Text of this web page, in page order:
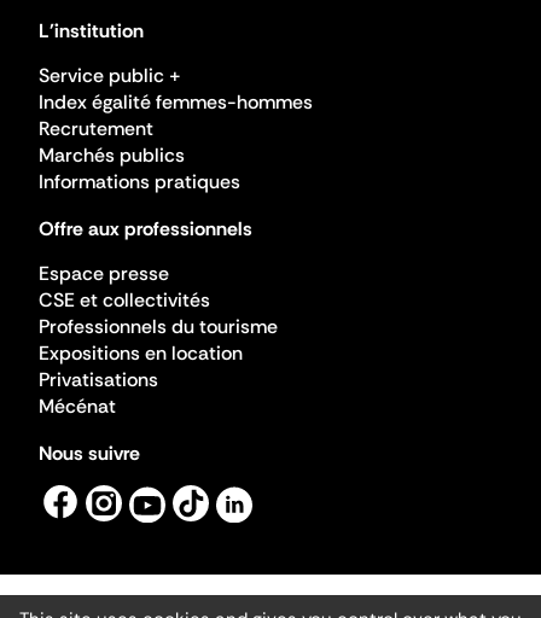
L'institution
Service public +
Index égalité femmes-hommes
Recrutement
Marchés publics
Informations pratiques
Offre aux professionnels
Espace presse
CSE et collectivités
Professionnels du tourisme
Expositions en location
Privatisations
Mécénat
Nous suivre